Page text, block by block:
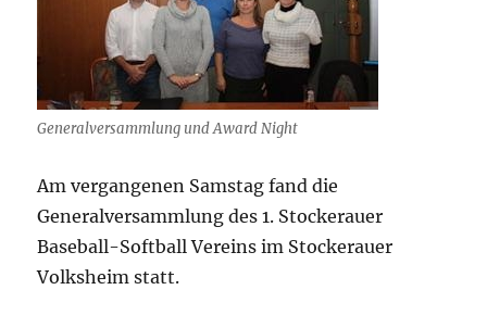
Generalversammlung und Award Night
Am vergangenen Samstag fand die
Generalversammlung des 1. Stockerauer
Baseball-Softball Vereins im Stockerauer
Volksheim statt.